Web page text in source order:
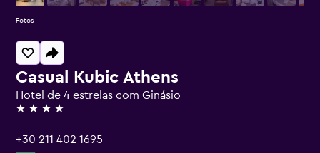
Casual Kubic Athens
Hotel de 4 estrelas com Ginásio
4 estrelas
+30 211 402 1695
Fotos